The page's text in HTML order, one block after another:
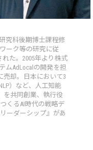
究科後期博士課程修
ーク等の研究に従
れた。2005年より株式
ムAdLocalの開発を担
売却。日本において3
）など、人工知能
を共同創業、執行役
くるAI時代の戦略デ
ーダーシップ』があ